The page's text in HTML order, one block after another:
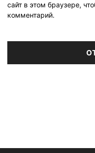
сайт в этом браузере,
комментарий.